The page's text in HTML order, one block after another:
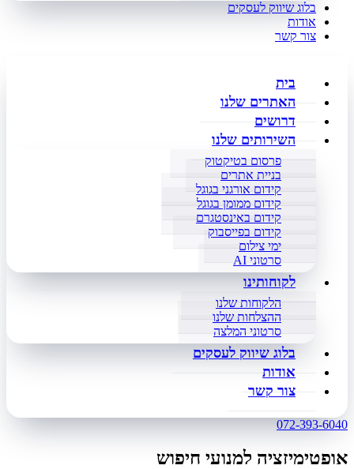
בלוג שיווק לעסקים
אודות
צור קשר
בית
האתרים שלנו
דרושים
השירותים שלנו
פרסום בטיקטוק
בניית אתרים
קידום אורגני בגוגל
קידום ממומן בגוגל
קידום באינסטגרם
קידום בפייסבוק
ימי צילום
סרטוני AI
לקוחותינו
הלקוחות שלנו
ההצלחות שלנו
סרטוני המלצה
בלוג שיווק לעסקים
אודות
צור קשר
072-393-6040
אופטימיזציה למנועי חיפוש